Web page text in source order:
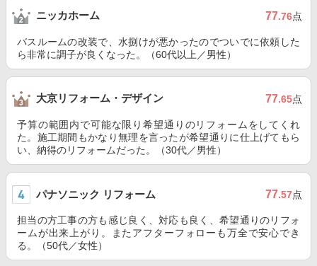
ニッカホーム 77.76点
バスルームの改装で、水捌けが悪かったのでついでに依頼した
ら非常に調子が良くなった。（60代以上／男性）
大京リフォーム・デザイン 77.65点
予算の範囲内で可能な限り希望通りのリフォームをしてくれ
た。施工期間もかなり無理を言ったが希望通りに仕上げてもら
い、納得のリフォームだった。（30代／男性）
パナソニック リフォーム 77.57点
担当の方工事の方も感じ良く、対応も良く、希望通りのリフォ
ームが出来上がり。またアフターフォローも万全で安心でき
る。（50代／女性）